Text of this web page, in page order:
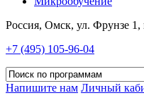
Россия, Омск, ул. Фрунзе 1,
+7 (495) 105-96-04
Напишите нам Личный